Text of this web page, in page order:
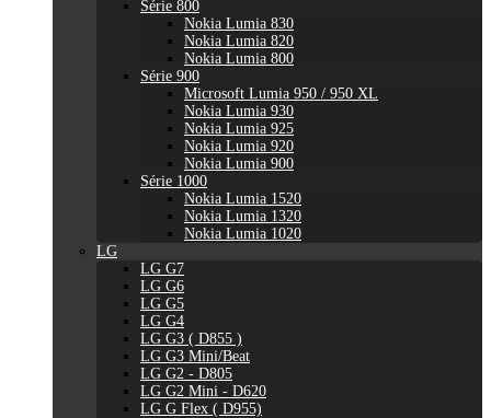
Série 800
Nokia Lumia 830
Nokia Lumia 820
Nokia Lumia 800
Série 900
Microsoft Lumia 950 / 950 XL
Nokia Lumia 930
Nokia Lumia 925
Nokia Lumia 920
Nokia Lumia 900
Série 1000
Nokia Lumia 1520
Nokia Lumia 1320
Nokia Lumia 1020
LG
LG G7
LG G6
LG G5
LG G4
LG G3 ( D855 )
LG G3 Mini/Beat
LG G2 - D805
LG G2 Mini - D620
LG G Flex ( D955)